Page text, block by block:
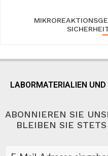
LABORMATERIALIEN
ABONNIEREN SIE
BLEIBEN SIE